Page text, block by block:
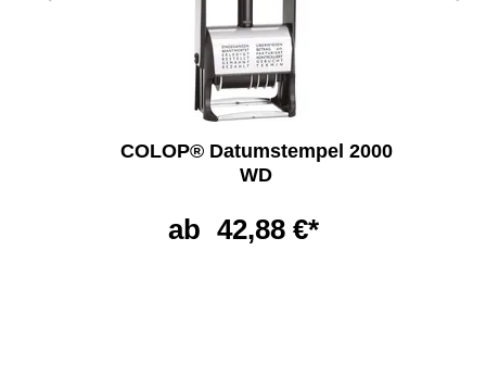
COLOP® Datumstempel 2000
WD
ab 42,88 €*